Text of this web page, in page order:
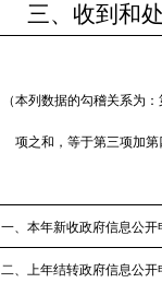
三、收到和
（本列数据的勾稽关系为
项之和，等于第三项加第
一、本年新收政府信息公开
二、上年结转政府信息公开